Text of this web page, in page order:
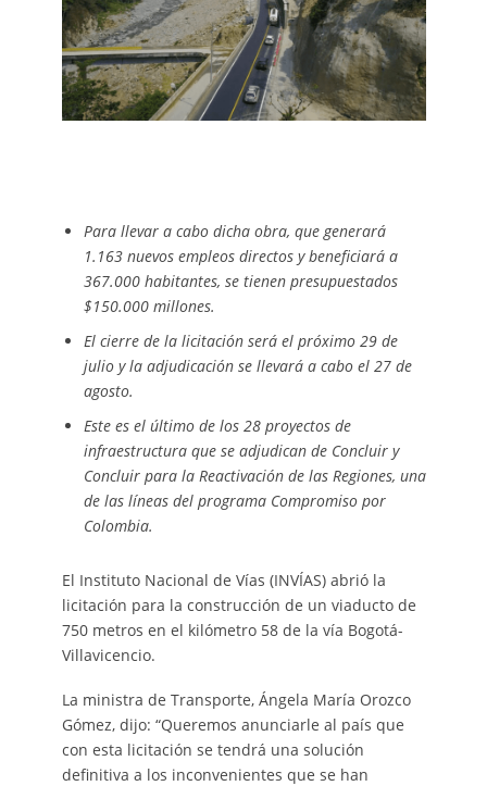
Para llevar a cabo dicha obra, que generará
1.163 nuevos empleos directos y beneficiará a
367.000 habitantes, se tienen presupuestados
$150.000 millones.
El cierre de la licitación será el próximo 29 de
julio y la adjudicación se llevará a cabo el 27 de
agosto.
Este es el último de los 28 proyectos de
infraestructura que se adjudican de Concluir y
Concluir para la Reactivación de las Regiones, una
de las líneas del programa Compromiso por
Colombia.
El Instituto Nacional de Vías (INVÍAS) abrió la
licitación para la construcción de un viaducto de
750 metros en el kilómetro 58 de la vía Bogotá-
Villavicencio.
La ministra de Transporte, Ángela María Orozco
Gómez, dijo: “Queremos anunciarle al país que
con esta licitación se tendrá una solución
definitiva a los inconvenientes que se han